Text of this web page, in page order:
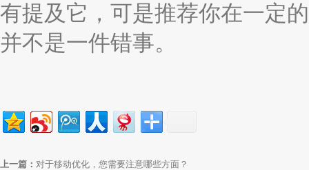
有提及它，可是推荐你在一定
并不是一件错事。
上一篇： 对于移动优化，您需要注意哪些方面？